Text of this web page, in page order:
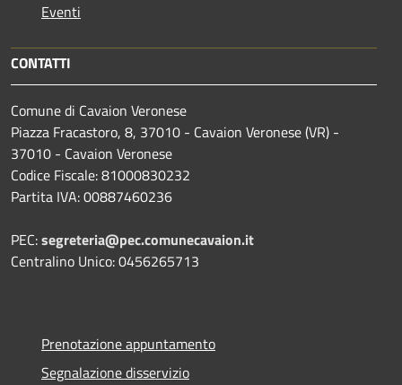
Eventi
CONTATTI
Comune di Cavaion Veronese
Piazza Fracastoro, 8, 37010 - Cavaion Veronese (VR) -
37010 - Cavaion Veronese
Codice Fiscale: 81000830232
Partita IVA: 00887460236
PEC:segreteria@pec.comunecavaion.it
Centralino Unico: 0456265713
Prenotazione appuntamento
Segnalazione disservizio